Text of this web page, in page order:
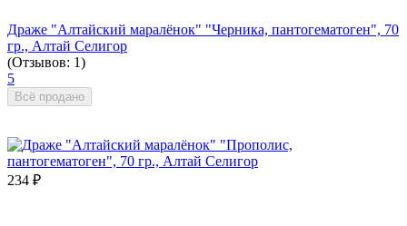
Драже "Алтайский маралёнок" "Черника, пантогематоген", 70
гр., Алтай Селигор
(Отзывов: 1)
5
Всё продано
234 ₽